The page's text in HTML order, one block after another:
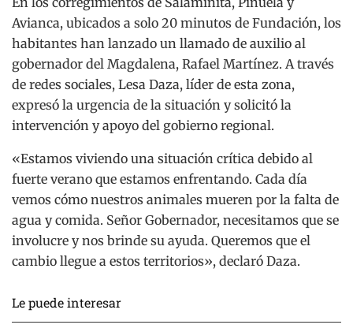
Avianca, ubicados a solo 20 minutos de Fundación, los
habitantes han lanzado un llamado de auxilio al
gobernador del Magdalena, Rafael Martínez. A través
de redes sociales, Lesa Daza, líder de esta zona,
expresó la urgencia de la situación y solicitó la
intervención y apoyo del gobierno regional.
«Estamos viviendo una situación crítica debido al
fuerte verano que estamos enfrentando. Cada día
vemos cómo nuestros animales mueren por la falta de
agua y comida. Señor Gobernador, necesitamos que se
involucre y nos brinde su ayuda. Queremos que el
cambio llegue a estos territorios», declaró Daza.
Le puede interesar